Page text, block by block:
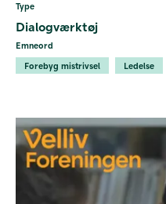
Type
Dialogværktøj
Emneord
Forebyg mistrivsel
Ledelse